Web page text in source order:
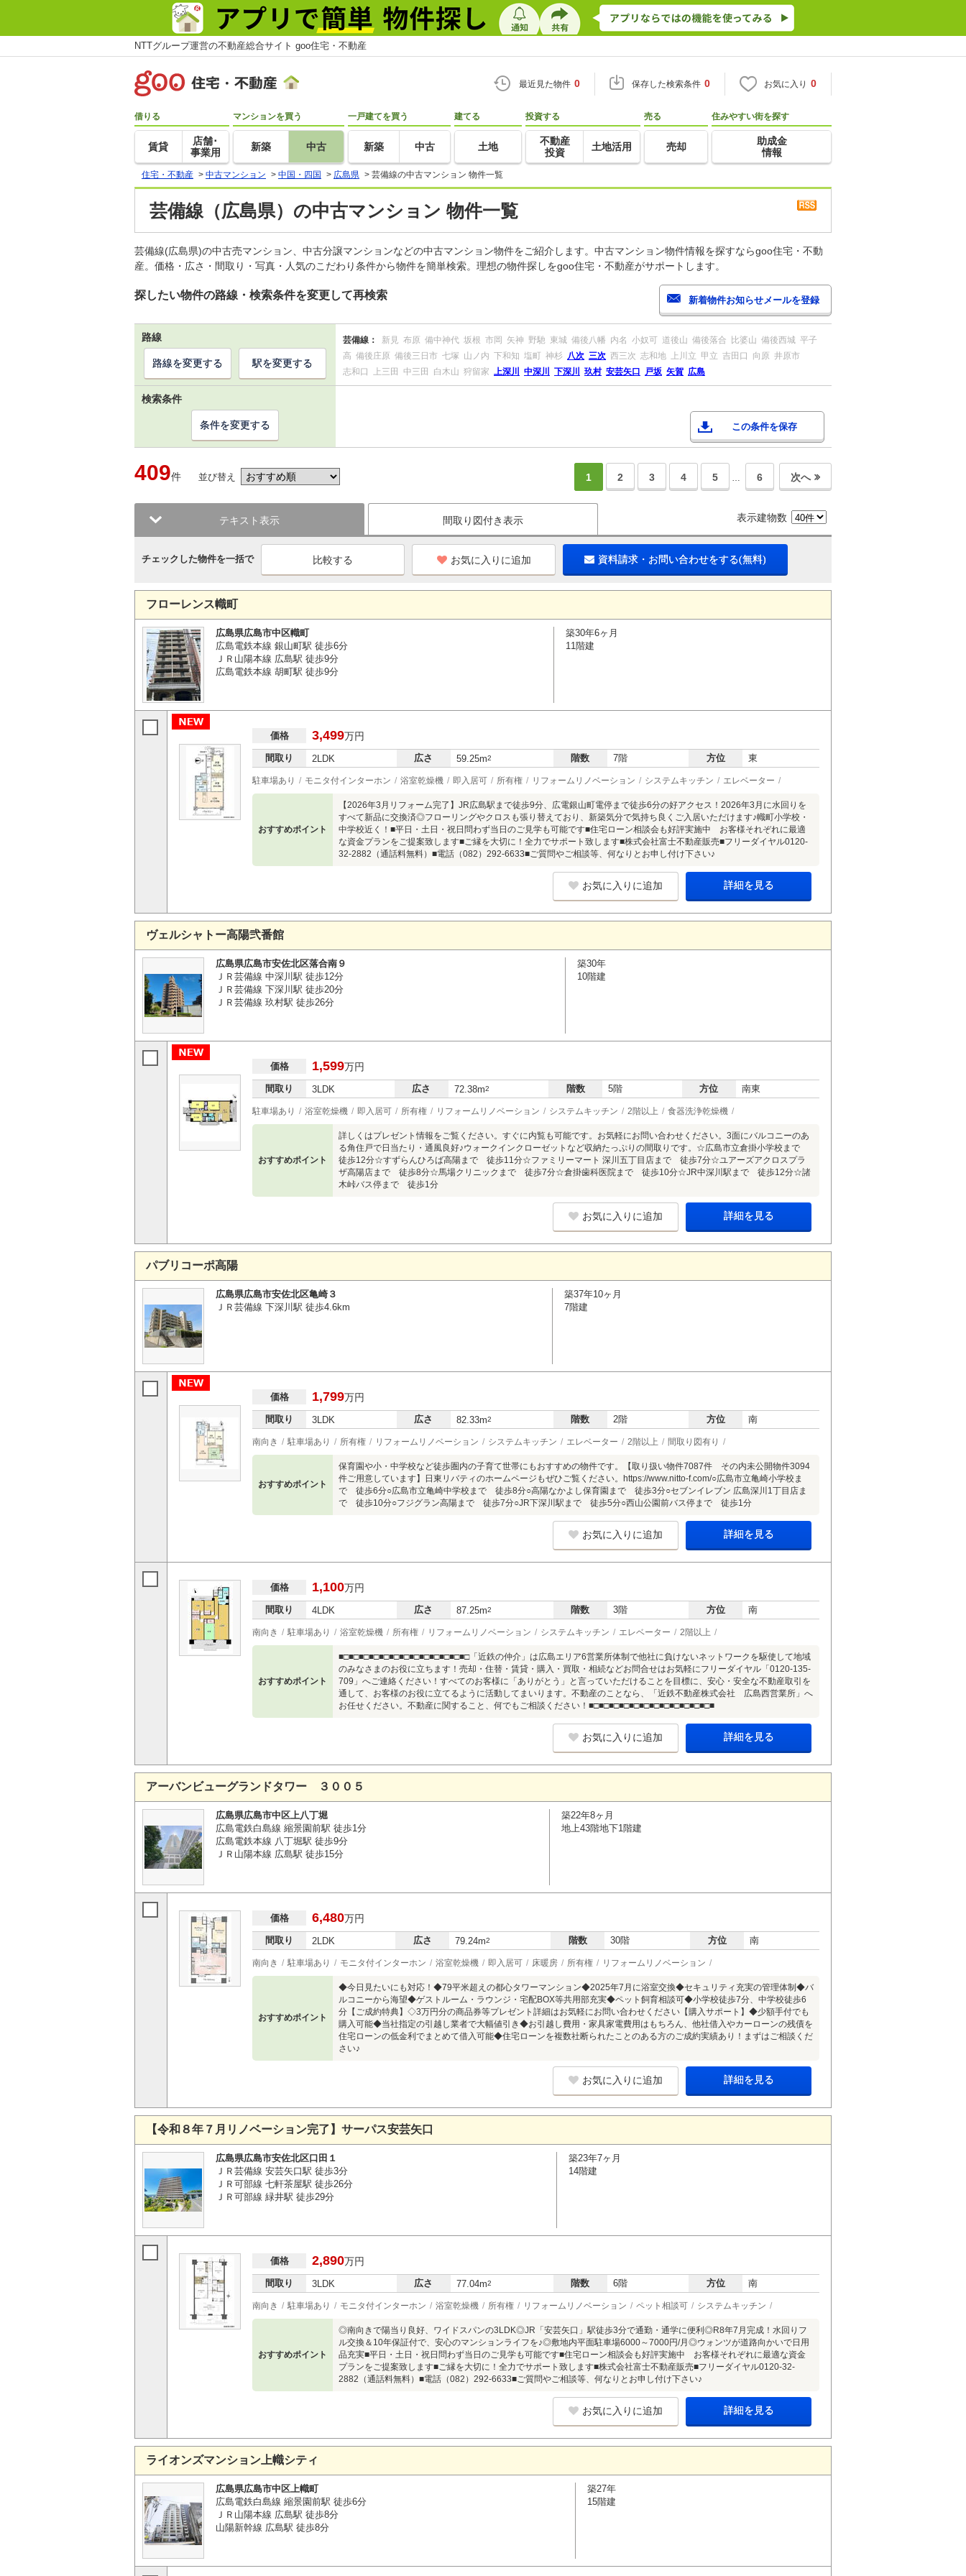
NTTグループ運営の不動産総合サイト goo住宅・不動産
最近見た物件 0 保存した検索条件 0 お気に入り 0
借りる
賃貸
店舗･
事業用
マンションを買う
新築 中古
一戸建てを買う
新築 中古
建てる
土地
投資する
不動産
投資
土地活用
売る
売却
住みやすい街を探す
助成金
情報
住宅・不動産 > 中古マンション > 中国・四国 > 広島県 > 芸備線の中古マンション 物件一覧
芸備線（広島県）の中古マンション 物件一覧
芸備線(広島県)の中古売マンション、中古分譲マンションなどの中古マンション物件をご紹介します。中古マンション物件情報を探すならgoo住宅・不動
産。価格・広さ・間取り・写真・人気のこだわり条件から物件を簡単検索。理想の物件探しをgoo住宅・不動産がサポートします。
探したい物件の路線・検索条件を変更して再検索
路線 芸備線： 新見 布原 備中神代 坂根 市岡 矢神 野馳 東城 備後八幡 内名 小奴可 道後山 備後落合 比婆山 備後西城 平子
高 備後庄原 備後三日市 七塚 山ノ内 下和知 塩町 神杉 八次 三次 西三次 志和地 上川立 甲立 吉田口 向原 井原市
志和口
上三田 中三田 白木山 狩留家 上深川 中深川 下深川 玖村 安芸矢口 戸坂 矢賀 広島
路線を変更する 駅を変更する
検索条件
この条件を保存
条件を変更する
409件 並び替え 1 2 3 4 5 … 6 次へ
テキスト表示 間取り図付き表示 表示建物数
チェックした物件を一括で お気に入りに追加 資料請求・お問い合わせをする(無料)
フローレンス幟町
広島県広島市中区幟町
広島電鉄本線 銀山町駅 徒歩6分
ＪＲ山陽本線 広島駅 徒歩9分
広島電鉄本線 胡町駅 徒歩9分
築30年6ヶ月
11階建
価格 3,499万円
間取り 2LDK 広さ 59.25m2 階数 7階 方位 東
駐車場あり モニタ付インターホン 浴室乾燥機 即入居可 所有権 リフォームリノベーション システムキッチン エレベーター
おすすめポイント
【2026年3月リフォーム完了】JR広島駅まで徒歩9分、広電銀山町電停まで徒歩6分の好アクセス！2026年3月に水回りを
すべて新品に交換済◎フローリングやクロスも張り替えており、新築気分で気持ち良くご入居いただけます♪幟町小学校・
中学校近く！■平日・土日・祝日問わず当日のご見学も可能です■住宅ローン相談会も好評実施中 お客様それぞれに最適
な資金プランをご提案致します■ご縁を大切に！全力でサポート致します■株式会社富士不動産販売■フリーダイヤル0120-
32-2882（通話料無料）■電話（082）292-6633■ご質問やご相談等、何なりとお申し付け下さい♪
お気に入りに追加 詳細を見る
ヴェルシャトー高陽弐番館
広島県広島市安佐北区落合南９
ＪＲ芸備線 中深川駅 徒歩12分
ＪＲ芸備線 下深川駅 徒歩20分
ＪＲ芸備線 玖村駅 徒歩26分
築30年
10階建
価格 1,599万円
間取り 3LDK 広さ 72.38m2 階数 5階 方位 南東
駐車場あり 浴室乾燥機 即入居可 所有権 リフォームリノベーション システムキッチン 2階以上 食器洗浄乾燥機
おすすめポイント
詳しくはプレゼント情報をご覧ください。すぐに内覧も可能です。お気軽にお問い合わせください。3面にバルコニーのあ
る角住戸で日当たり・通風良好♪ウォークインクローゼットなど収納たっぷりの間取りです。☆広島市立倉掛小学校まで
徒歩12分☆すずらんひろば高陽まで 徒歩11分☆ファミリーマート 深川五丁目店まで 徒歩7分☆ユアーズアクロスプラ
ザ高陽店まで 徒歩8分☆馬場クリニックまで 徒歩7分☆倉掛歯科医院まで 徒歩10分☆JR中深川駅まで 徒歩12分☆諸
木峠バス停まで 徒歩1分
お気に入りに追加 詳細を見る
パブリコーポ高陽
広島県広島市安佐北区亀崎３
ＪＲ芸備線 下深川駅 徒歩4.6km
築37年10ヶ月
7階建
価格 1,799万円
間取り 3LDK 広さ 82.33m2 階数 2階 方位 南
南向き 駐車場あり 所有権 リフォームリノベーション システムキッチン エレベーター 2階以上 間取り図有り
おすすめポイント
保育園や小・中学校など徒歩圏内の子育て世帯にもおすすめの物件です。【取り扱い物件7087件 その内未公開物件3094
件ご用意しています】日東リバティのホームページもぜひご覧ください。https://www.nitto-f.com/○広島市立亀崎小学校ま
で 徒歩6分○広島市立亀崎中学校まで 徒歩8分○高陽なかよし保育園まで 徒歩3分○セブンイレブン 広島深川1丁目店ま
で 徒歩10分○フジグラン高陽まで 徒歩7分○JR下深川駅まで 徒歩5分○西山公園前バス停まで 徒歩1分
お気に入りに追加 詳細を見る
価格 1,100万円
間取り 4LDK 広さ 87.25m2 階数 3階 方位 南
南向き 駐車場あり 浴室乾燥機 所有権 リフォームリノベーション システムキッチン エレベーター 2階以上
おすすめポイント
■□■□■□■□■□■□■□■□■□■□■□■□■□「近鉄の仲介」は広島エリア6営業所体制で他社に負けないネットワークを駆使して地域
のみなさまのお役に立ちます！売却・住替・賃貸・購入・買取・相続などお問合せはお気軽にフリーダイヤル「0120-135-
709」へご連絡ください！すべてのお客様に「ありがとう」と言っていただけることを目標に、安心・安全な不動産取引を
通して、お客様のお役に立てるように活動してまいります。不動産のことなら、「近鉄不動産株式会社 広島西営業所」へ
お任せください。不動産に関すること、何でもご相談ください！■□■□■□■□■□■□■□■□■□■□■□■□■
お気に入りに追加 詳細を見る
アーバンビューグランドタワー ３００５
広島県広島市中区上八丁堀
広島電鉄白島線 縮景園前駅 徒歩1分
広島電鉄本線 八丁堀駅 徒歩9分
ＪＲ山陽本線 広島駅 徒歩15分
築22年8ヶ月
地上43階地下1階建
価格 6,480万円
間取り 2LDK 広さ 79.24m2 階数 30階 方位 南
南向き 駐車場あり モニタ付インターホン 浴室乾燥機 即入居可 床暖房 所有権 リフォームリノベーション
おすすめポイント
◆今日見たいにも対応！◆79平米超えの都心タワーマンション◆2025年7月に浴室交換◆セキュリティ充実の管理体制◆バ
ルコニーから海望◆ゲストルーム・ラウンジ・宅配BOX等共用部充実◆ペット飼育相談可◆小学校徒歩7分、中学校徒歩6
分【ご成約特典】◇3万円分の商品券等プレゼント詳細はお気軽にお問い合わせください【購入サポート】◆少額手付でも
購入可能◆当社指定の引越し業者で大幅値引き◆お引越し費用・家具家電費用はもちろん、他社借入やカーローンの残債を
住宅ローンの低金利でまとめて借入可能◆住宅ローンを複数社断られたことのある方のご成約実績あり！まずはご相談くだ
さい♪
お気に入りに追加 詳細を見る
【令和８年７月リノベーション完了】サーパス安芸矢口
広島県広島市安佐北区口田１
ＪＲ芸備線 安芸矢口駅 徒歩3分
ＪＲ可部線 七軒茶屋駅 徒歩26分
ＪＲ可部線 緑井駅 徒歩29分
築23年7ヶ月
14階建
価格 2,890万円
間取り 3LDK 広さ 77.04m2 階数 6階 方位 南
南向き 駐車場あり モニタ付インターホン 浴室乾燥機 所有権 リフォームリノベーション ペット相談可 システムキッチン
おすすめポイント
◎南向きで陽当り良好、ワイドスパンの3LDK◎JR「安芸矢口」駅徒歩3分で通勤・通学に便利◎R8年7月完成！水回りフ
ル交換＆10年保証付で、安心のマンションライフを♪◎敷地内平面駐車場6000～7000円/月◎ウォンツが道路向かいで日用
品充実■平日・土日・祝日問わず当日のご見学も可能です■住宅ローン相談会も好評実施中 お客様それぞれに最適な資金
プランをご提案致します■ご縁を大切に！全力でサポート致します■株式会社富士不動産販売■フリーダイヤル0120-32-
2882（通話料無料）■電話（082）292-6633■ご質問やご相談等、何なりとお申し付け下さい♪
お気に入りに追加 詳細を見る
ライオンズマンション上幟シティ
広島県広島市中区上幟町
広島電鉄白島線 縮景園前駅 徒歩6分
ＪＲ山陽本線 広島駅 徒歩8分
山陽新幹線 広島駅 徒歩8分
築27年
15階建